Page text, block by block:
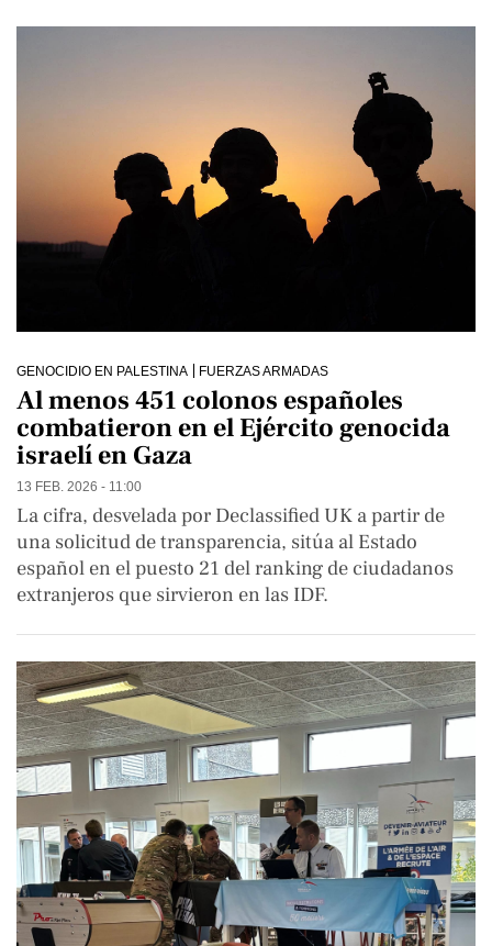
GENOCIDIO EN PALESTINA FUERZAS ARMADAS
Al menos 451 colonos españoles
combatieron en el Ejército genocida
israelí en Gaza
13 FEB. 2026 - 11:00
La cifra, desvelada por Declassified UK a partir de
una solicitud de transparencia, sitúa al Estado
español en el puesto 21 del ranking de ciudadanos
extranjeros que sirvieron en las IDF.